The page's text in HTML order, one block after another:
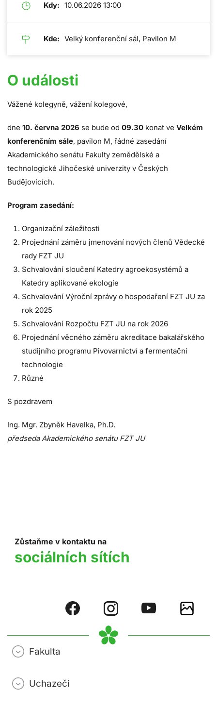
Kdy: 10.06.2026 13:00
Kde: Velký konferenční sál, Pavilon M
O události
Vážené kolegyně, vážení kolegové,
dne 10. června 2026 se bude od 09.30 konat ve Velkém
konferenčním sále, pavilon M, řádné zasedání
Akademického senátu Fakulty zemědělské a
technologické Jihočeské univerzity v Českých
Budějovicích.
Program zasedání:
Organizační záležitosti
Projednání záměru jmenování nových členů Vědecké
rady FZT JU
Schvalování sloučení Katedry agroekosystémů a
Katedry aplikované ekologie
Schvalování Výroční zprávy o hospodaření FZT JU za
rok 2025
Schvalování Rozpočtu FZT JU na rok 2026
Projednání věcného záměru akreditace bakalářského
studijního programu Pivovarnictví a fermentační
technologie
Různé
S pozdravem
Ing. Mgr. Zbyněk Havelka, Ph.D.
předseda Akademického senátu FZT JU
Zůstaňme v kontaktu na
sociálních sítích
Fakulta
Uchazeči